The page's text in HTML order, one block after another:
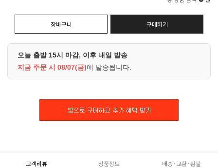
장바구니 구매하기
오늘 출발 15시 마감, 이후 내일 발송
지금 주문 시 08/07(금)에 발송됩니다.
고객리뷰 상품정보 배송·교환·환불